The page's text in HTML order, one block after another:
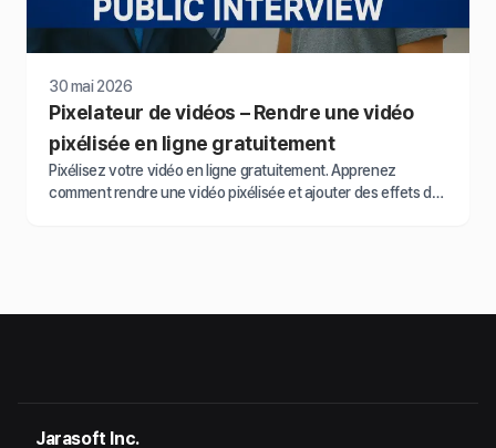
30 mai 2026
Pixelateur de vidéos – Rendre une vidéo
pixélisée en ligne gratuitement
Pixélisez votre vidéo en ligne gratuitement. Apprenez
comment rendre une vidéo pixélisée et ajouter des effets de
Jarasoft Inc.